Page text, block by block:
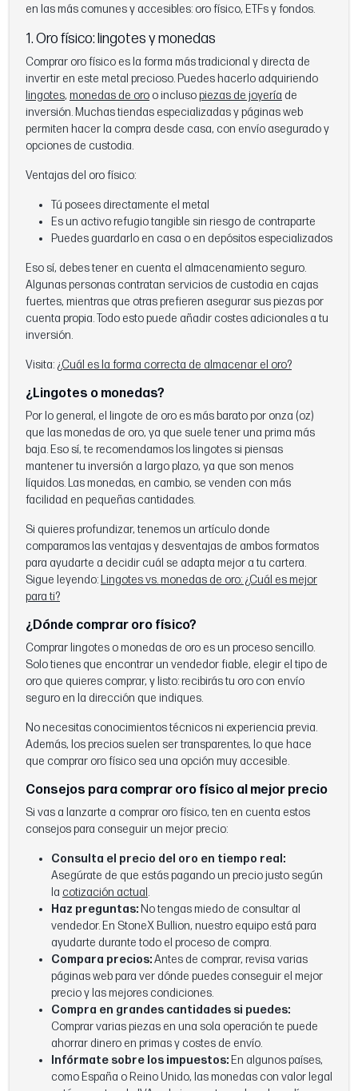
en las más comunes y accesibles: oro físico, ETFs y fondos.
1. Oro físico: lingotes y monedas
Comprar oro físico es la forma más tradicional y directa de
invertir en este metal precioso. Puedes hacerlo adquiriendo
lingotes, monedas de oro o inclusopiezas de joyería de
inversión. Muchas tiendas especializadas y páginas web
permiten hacer la compra desde casa, con envío asegurado y
opciones de custodia.
Ventajas del oro físico:
Tú posees directamente el metal
Es un activo refugio tangible sin riesgo de contraparte
Puedes guardarlo en casa o en depósitos especializados
Eso sí, debes tener en cuenta el almacenamiento seguro.
Algunas personas contratan servicios de custodia en cajas
fuertes, mientras que otras prefieren asegurar sus piezas por
cuenta propia. Todo esto puede añadir costes adicionales a tu
inversión.
Visita: ¿Cuál es la forma correcta de almacenar el oro?
¿Lingotes o monedas?
Por lo general, el lingote de oro es más barato por onza (oz)
que las monedas de oro, ya que suele tener una prima más
baja. Eso sí, te recomendamos los lingotes si piensas
mantener tu inversión a largo plazo, ya que son menos
líquidos. Las monedas, en cambio, se venden con más
facilidad en pequeñas cantidades.
Si quieres profundizar, tenemos un artículo donde
comparamos las ventajas y desventajas de ambos formatos
para ayudarte a decidir cuál se adapta mejor a tu cartera.
Sigue leyendo: Lingotes vs. monedas de oro: ¿Cuál es mejor
para ti?
¿Dónde comprar oro físico?
Comprar lingotes o monedas de oro es un proceso sencillo.
Solo tienes que encontrar un vendedor fiable, elegir el tipo de
oro que quieres comprar, y listo: recibirás tu oro con envío
seguro en la dirección que indiques.
No necesitas conocimientos técnicos ni experiencia previa.
Además, los precios suelen ser transparentes, lo que hace
que comprar oro físico sea una opción muy accesible.
Consejos para comprar oro físico al mejor precio
Si vas a lanzarte a comprar oro físico, ten en cuenta estos
consejos para conseguir un mejor precio:
Consulta el precio del oro en tiempo real:
Asegúrate de que estás pagando un precio justo según
la cotización actual .
Haz preguntas: No tengas miedo de consultar al
vendedor. En StoneX Bullion, nuestro equipo está para
ayudarte durante todo el proceso de compra.
Compara precios:Antes de comprar, revisa varias
páginas web para ver dónde puedes conseguir el mejor
precio y las mejores condiciones.
Compra en grandes cantidades si puedes:
Comprar varias piezas en una sola operación te puede
ahorrar dinero en primas y costes de envío.
Infórmate sobre los impuestos: En algunos países,
como España o Reino Unido, las monedas con valor legal